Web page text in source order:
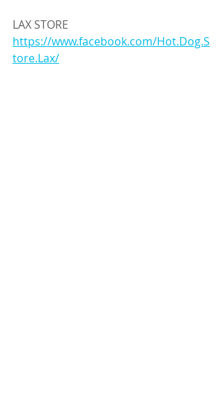
LAX STORE
https://www.facebook.com/Hot.Dog.S
tore.Lax/